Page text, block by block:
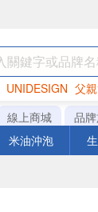
UNIDESIGN 父
罐頭 海苔 洋芋片
線上商城 品
米油沖泡